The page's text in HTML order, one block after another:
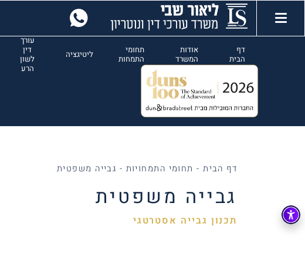
דף
הבית
אודות
המשרד
תחומי
התמחות
ליטיגציה
עורך
דין
לשון
הרע
דף הבית- תחומי התמחויות - גבייה משפטית
גבייה משפטית
תכנון גבייה אסטרטגי